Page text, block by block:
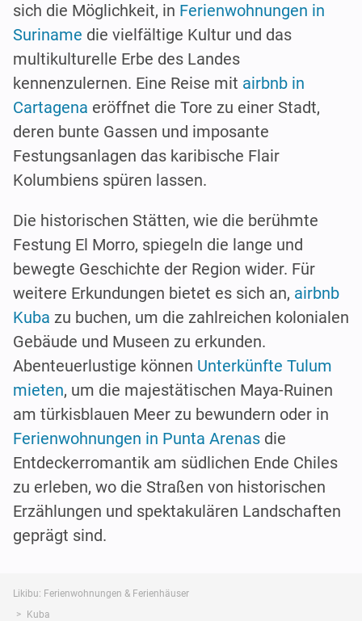
sich die Möglichkeit, in Ferienwohnungen in
Suriname die vielfältige Kultur und das
multikulturelle Erbe des Landes
kennenzulernen. Eine Reise mit airbnb in
Cartagena eröffnet die Tore zu einer Stadt,
deren bunte Gassen und imposante
Festungsanlagen das karibische Flair
Kolumbiens spüren lassen.
Die historischen Stätten, wie die berühmte
Festung El Morro, spiegeln die lange und
bewegte Geschichte der Region wider. Für
weitere Erkundungen bietet es sich an, airbnb
Kuba zu buchen, um die zahlreichen kolonialen
Gebäude und Museen zu erkunden.
Abenteuerlustige können Unterkünfte Tulum
mieten, um die majestätischen Maya-Ruinen
am türkisblauen Meer zu bewundern oder in
Ferienwohnungen in Punta Arenas die
Entdeckerromantik am südlichen Ende Chiles
zu erleben, wo die Straßen von historischen
Erzählungen und spektakulären Landschaften
geprägt sind.
Likibu: Ferienwohnungen & Ferienhäuser
Kuba